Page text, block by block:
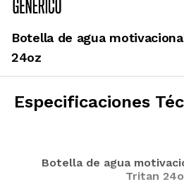
Botella de agua
24oz
Especificaciones
Botella de agua
Tritan